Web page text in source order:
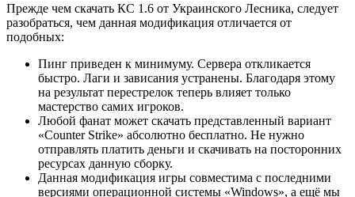
Прежде чем скачать КС 1.6 от Украинского Лесника, следует
разобраться, чем данная модификация отличается от
подобных:
Пинг приведен к минимуму. Сервера откликается
быстро. Лаги и зависания устранены. Благодаря этому
на результат перестрелок теперь влияет только
мастерство самих игроков.
Любой фанат может скачать представленный вариант
«Counter Strike» абсолютно бесплатно. Не нужно
отправлять платить деньги и скачивать на посторонних
ресурсах данную сборку.
Данная модификация игры совместима с последними
версиями операционной системы «Windows», а ещё мы